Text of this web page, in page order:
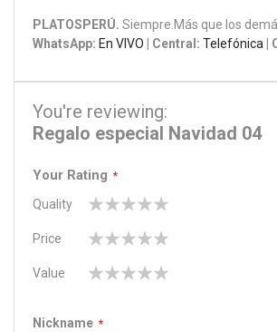
PLATOSPERÚ. Siempre.Más que los
WhatsApp: En VIVO | Central: Telefónica |
You're reviewing:
Regalo especial Navidad 04
Your Rating
Quality
star
stars
stars
stars
stars
Price
star
stars
stars
stars
stars
Value
Nickname